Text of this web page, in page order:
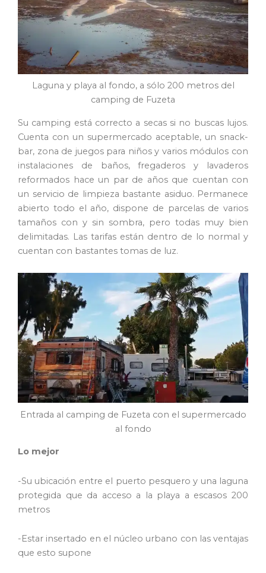
Laguna y playa al fondo, a sólo 200 metros del
camping de Fuzeta
Su camping está correcto a secas si no buscas lujos.
Cuenta con un supermercado aceptable, un snack-
bar, zona de juegos para niños y varios módulos con
instalaciones de baños, fregaderos y lavaderos
reformados hace un par de años que cuentan con
un servicio de limpieza bastante asiduo. Permanece
abierto todo el año, dispone de parcelas de varios
tamaños con y sin sombra, pero todas muy bien
delimitadas. Las tarifas están dentro de lo normal y
cuentan con bastantes tomas de luz.
Entrada al camping de Fuzeta con el supermercado
al fondo
Lo mejor
-Su ubicación entre el puerto pesquero y una laguna
protegida que da acceso a la playa a escasos 200
metros
-Estar insertado en el núcleo urbano con las ventajas
que esto supone